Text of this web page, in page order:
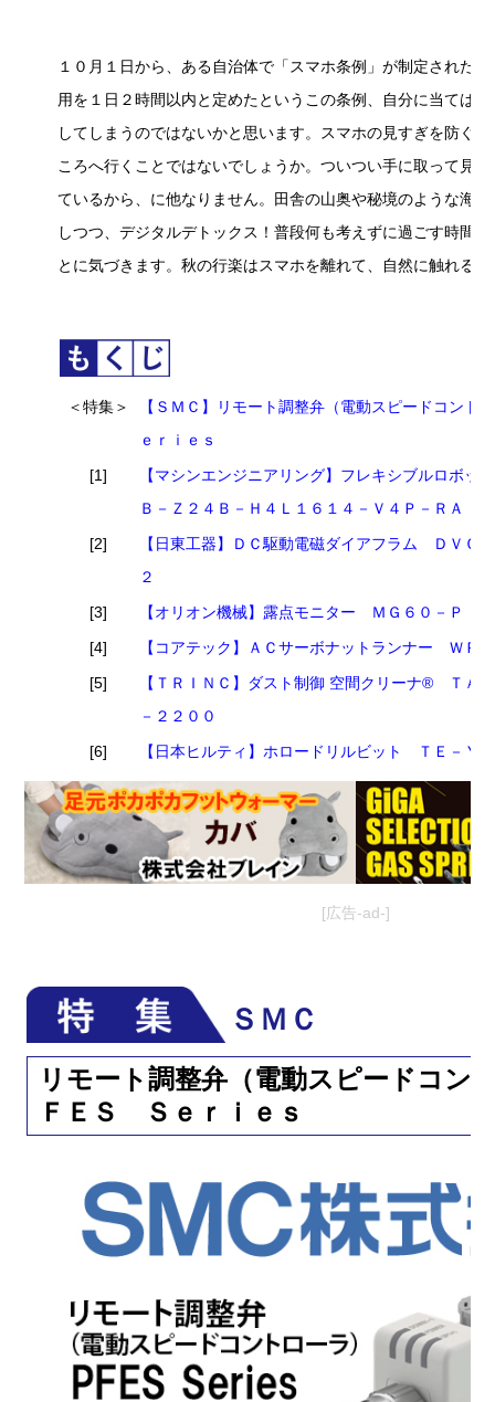
１０月１日から、ある自治体で「スマホ条例」が制定された
用を１日２時間以内と定めたというこの条例、自分に当ては
してしまうのではないかと思います。スマホの見すぎを防ぐ
ころへ行くことではないでしょうか。ついつい手に取って見
ているから、に他なりません。田舎の山奥や秘境のような海
しつつ、デジタルデトックス！普段何も考えずに過ごす時間
とに気づきます。秋の行楽はスマホを離れて、自然に触れる
＜特集＞
【ＳＭＣ】リモート調整弁（電動スピードコン
ｅｒｉｅｓ
[1]
【マシンエンジニアリング】フレキシブルロボ
Ｂ－Ｚ２４Ｂ－Ｈ４Ｌ１６１４－Ｖ４Ｐ－ＲＡＩ
[2]
【日東工器】ＤＣ駆動電磁ダイアフラム ＤＶＣ
２
[3]
【オリオン機械】露点モニター ＭＧ６０－Ｐ
[4]
【コアテック】ＡＣサーボナットランナー ＷＰ
[5]
【ＴＲＩＮＣ】ダスト制御 空間クリーナ® ＴＡ
－２２００
[6]
【日本ヒルティ】ホロードリルビット ＴＥ－Ｙ
[広告-ad-]
ＳＭＣ
リモート調整弁（電動スピードコ
ＦＥＳ Ｓｅｒｉｅｓ